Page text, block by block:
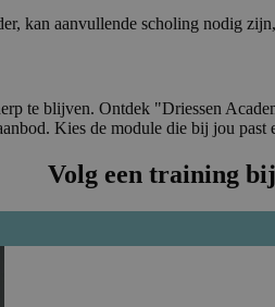
kan aanvullende scholing nodig
te blijven. Ontdek "Driessen
Kies de module die bij jou past
Volg een training